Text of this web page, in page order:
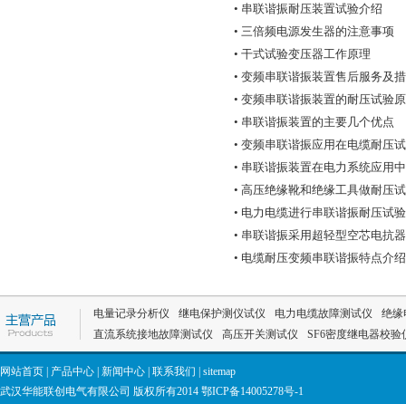
YD油浸式试验变压器
HNXZ系列电缆交流耐压试验装
置
• 串联谐振耐压装置试验介绍
• 三倍频电源发生器的注意事项
• 干式试验变压器工作原理
• 变频串联谐振装置售后服务及
• 变频串联谐振装置的耐压试验
• 串联谐振装置的主要几个优点
• 变频串联谐振应用在电缆耐压
• 串联谐振装置在电力系统应用
• 高压绝缘靴和绝缘工具做耐压
• 电力电缆进行串联谐振耐压试
• 串联谐振采用超轻型空芯电抗
• 电缆耐压变频串联谐振特点介绍
电量记录分析仪 继电保护测仪试仪 电力电缆故障测试仪
绝缘
直流系统接地故障测试仪
高压开关测试仪 SF6密度继电器校验
网站首页 产品中心 新闻中心 联系我们
sitemap
武汉华能联创电气有限公司 版权所有2014 鄂ICP备14005278号-1